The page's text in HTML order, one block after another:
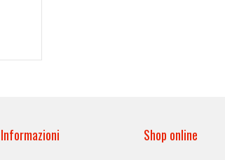
Informazioni Shop online